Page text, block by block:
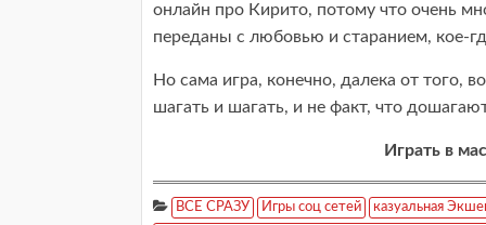
онлайн про Кирито, потому что очень
переданы с любовью и старанием, кое-
Но сама игра, конечно, далека от того,
шагать и шагать, и не факт, что
Играть в
ВСЕ СРАЗУ Игры соц сетей
казуальная